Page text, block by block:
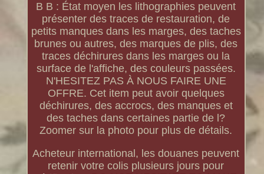
B B : État moyen les lithographies peuvent
présenter des traces de restauration, de
petits manques dans les marges, des taches
brunes ou autres, des marques de plis, des
traces déchirures dans les marges ou la
surface de l'affiche, des couleurs passées.
N'HESITEZ PAS À NOUS FAIRE UNE
OFFRE. Cet item peut avoir quelques
déchirures, des accrocs, des manques et
des taches dans certaines partie de l?
Zoomer sur la photo pour plus de détails.
Acheteur international, les douanes peuvent
retenir votre colis plusieurs jours pour